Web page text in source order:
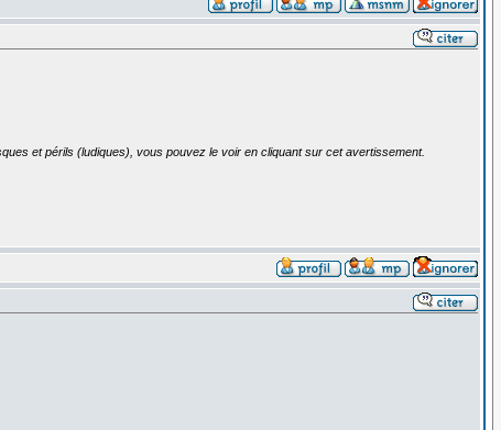
et périls (ludiques), vous pouvez le voir en cliquant sur cet avertissement.